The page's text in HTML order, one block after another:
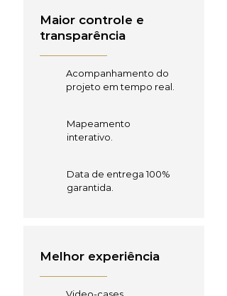
Maior controle e
transparência
Acompanhamento do
projeto em tempo real.
Mapeamento
interativo.
Data de entrega 100%
garantida.
Melhor experiência